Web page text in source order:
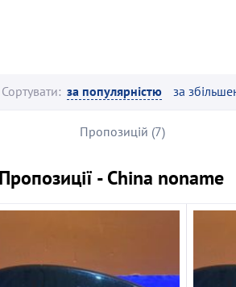
Сортувати: за популярністю за
Пропозицій (7)
Пропозиції - China noname